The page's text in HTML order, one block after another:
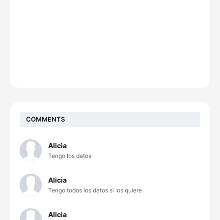
COMMENTS
Alicia
Tengo los datos
Alicia
Tengo todos los datos si los quiere
Alicia